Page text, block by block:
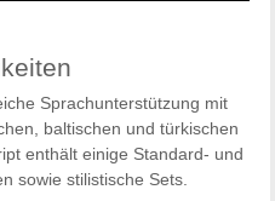
Sprachunterstützung mit
baltischen und türkischen
enthält einige Standard- und
sowie stilistische Sets.